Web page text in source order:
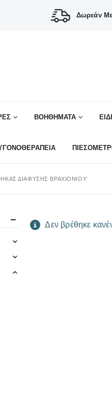
Δωρεάν
ΒΟΗΘΉΜΑΤΑ
ΔΙΆΦΥΣΗΣ ΒΡΑΧΙΟΝΊΟΥ
Δεν βρέθηκε